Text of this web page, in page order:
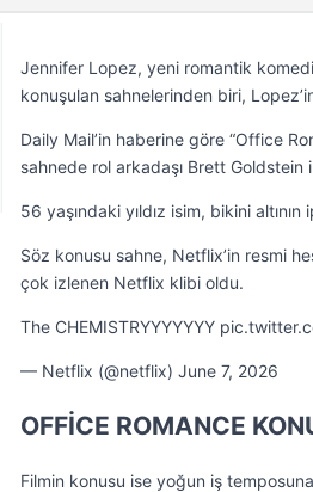
Jennifer Lopez, yeni romantik
konuşulan sahnelerinden biri,
Daily Mail’in haberine göre “Office
sahnede rol arkadaşı Brett
56 yaşındaki yıldız isim, bikini
Söz konusu sahne, Netflix’in resmi
çok izlenen Netflix klibi oldu.
The CHEMISTRYYYYYYY
— Netflix (@netflix) June 7, 2026
OFFİCE ROMANCE
Filmin konusu ise yoğun iş